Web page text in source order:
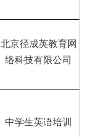
北京径成英教育网
络科技有限公司
中学生英语培训